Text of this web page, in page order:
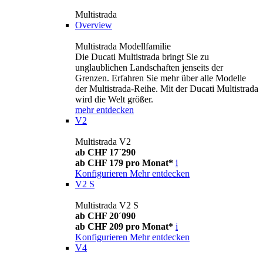
Multistrada
Overview
Multistrada Modellfamilie
Die Ducati Multistrada bringt Sie zu
unglaublichen Landschaften jenseits der
Grenzen. Erfahren Sie mehr über alle Modelle
der Multistrada-Reihe. Mit der Ducati Multistrada
wird die Welt größer.
mehr entdecken
V2
Multistrada V2
ab CHF 17´290
ab CHF 179 pro Monat* i
Konfigurieren Mehr entdecken
V2 S
Multistrada V2 S
ab CHF 20´090
ab CHF 209 pro Monat* i
Konfigurieren Mehr entdecken
V4